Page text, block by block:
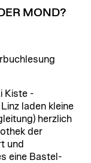
MOND?
Kiste -
laden kleine
herzlich
der
und
eine Bastel-